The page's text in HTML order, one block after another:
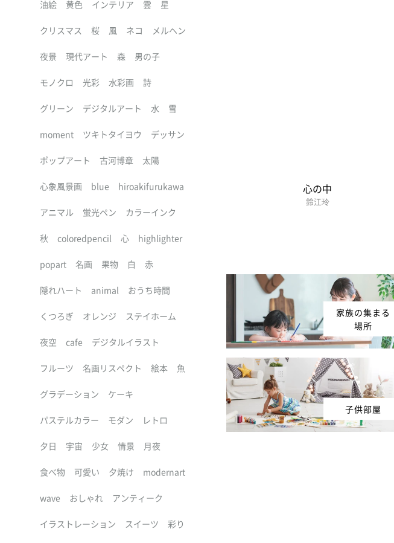
心の中
鈴江玲
家族の集まる
場所
子供部屋
油絵 黄色 インテリア 雲 星
クリスマス 桜 風 ネコ メルヘン
夜景 現代アート 森 男の子
モノクロ 光彩 水彩画 詩
グリーン デジタルアート 水 雪
moment ツキトタイヨウ デッサン
ポップアート 古河博章 太陽
心象風景画 blue hiroakifurukawa
アニマル 蛍光ペン カラーインク
秋 coloredpencil 心 highlighter
popart 名画 果物 白 赤
隠れハート animal おうち時間
くつろぎ オレンジ ステイホーム
夜空 cafe デジタルイラスト
フルーツ 名画リスペクト 絵本 魚
グラデーション ケーキ
パステルカラー モダン レトロ
夕日 宇宙 少女 情景 月夜
食べ物 可愛い 夕焼け modernart
wave おしゃれ アンティーク
イラストレーション スイーツ 彩り